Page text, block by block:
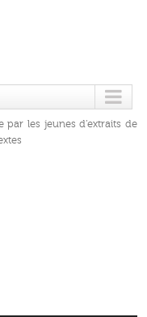
par les jeunes d’extraits de